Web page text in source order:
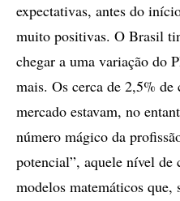
expectativas, antes do
muito positivas. O Brasil
chegar a uma variação do
mais. Os cerca de 2,5% de
mercado estavam, no
número mágico da
potencial”, aquele nível de
modelos matemáticos que,